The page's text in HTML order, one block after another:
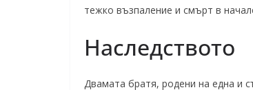
тежко възпаление и смърт в
Наследството
Двамата братя, родени на една и